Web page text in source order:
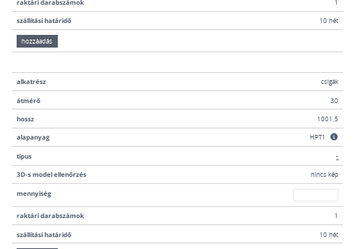
raktári darabszámok 1
szállítási határidő 10 hét
hozzáadás
alkatrész csigák
átmérő 30
hossz 1001,5
alapanyag HPT1
típus -
3D-s model ellenőrzés nincs kép
mennyiség
raktári darabszámok 1
szállítási határidő 10 hét